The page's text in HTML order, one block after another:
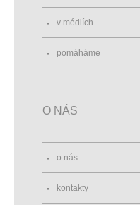
v médiích
pomáháme
O NÁS
o nás
kontakty